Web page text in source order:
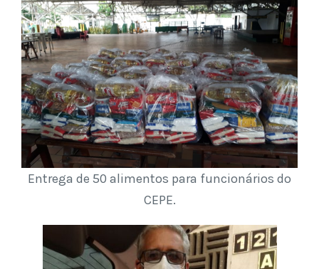
Entrega de 50 alimentos para funcionários do
CEPE.